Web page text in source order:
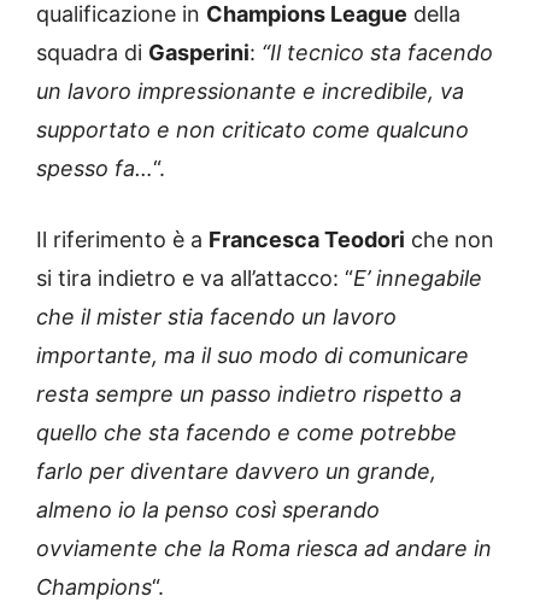
qualificazione in Champions League della
squadra di Gasperini: “Il tecnico sta facendo
un lavoro impressionante e incredibile, va
supportato e non criticato come qualcuno
spesso fa…“.
Il riferimento è a Francesca Teodori che non
si tira indietro e va all’attacco: “E’ innegabile
che il mister stia facendo un lavoro
importante, ma il suo modo di comunicare
resta sempre un passo indietro rispetto a
quello che sta facendo e come potrebbe
farlo per diventare davvero un grande,
almeno io la penso così sperando
ovviamente che la Roma riesca ad andare in
Champions“.